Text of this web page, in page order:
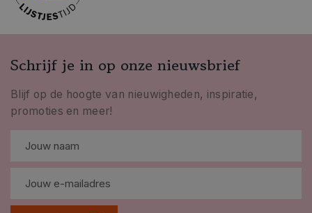
Schrijf je in op onze nieuwsbrief
Blijf op de hoogte van nieuwigheden, inspiratie,
promoties en meer!